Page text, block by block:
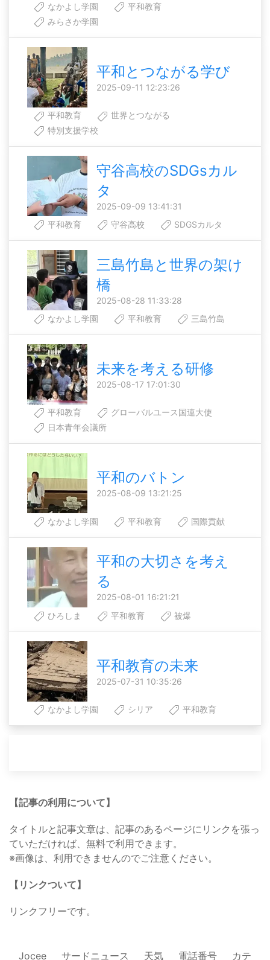
なかよし学園
平和教育
みらさか学園
平和とつながる学び
2025-09-11 12:23:26
平和教育
世界とつながる
特別支援学校
守谷高校のSDGsカル
タ
2025-09-09 13:41:31
平和教育
守谷高校 SDGSカルタ
三島竹島と世界の架け
橋
2025-08-28 11:33:28
なかよし学園
平和教育 三島竹島
未来を考える研修
2025-08-17 17:01:30
平和教育
グローバルユース国連大使
日本青年会議所
平和のバトン
2025-08-09 13:21:25
なかよし学園 平和教育 国際貢献
平和の大切さを考え
る
2025-08-01 16:21:21
ひろしま
平和教育 被爆
平和教育の未来
2025-07-31 10:35:26
なかよし学園 シリア 平和教育
【記事の利用について】
タイトルと記事文章は、記事のあるページにリンクを張っ
ていただければ、無料で利用できます。
※画像は、利用できませんのでご注意ください。
【リンクついて】
リンクフリーです。
Jocee サードニュース 天気 電話番号 カテ